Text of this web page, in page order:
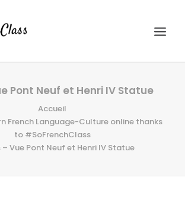
Pont Neuf et Henri IV Statue
Accueil
French Language-Culture online thanks
to #SoFrenchClass
– Vue Pont Neuf et Henri IV Statue